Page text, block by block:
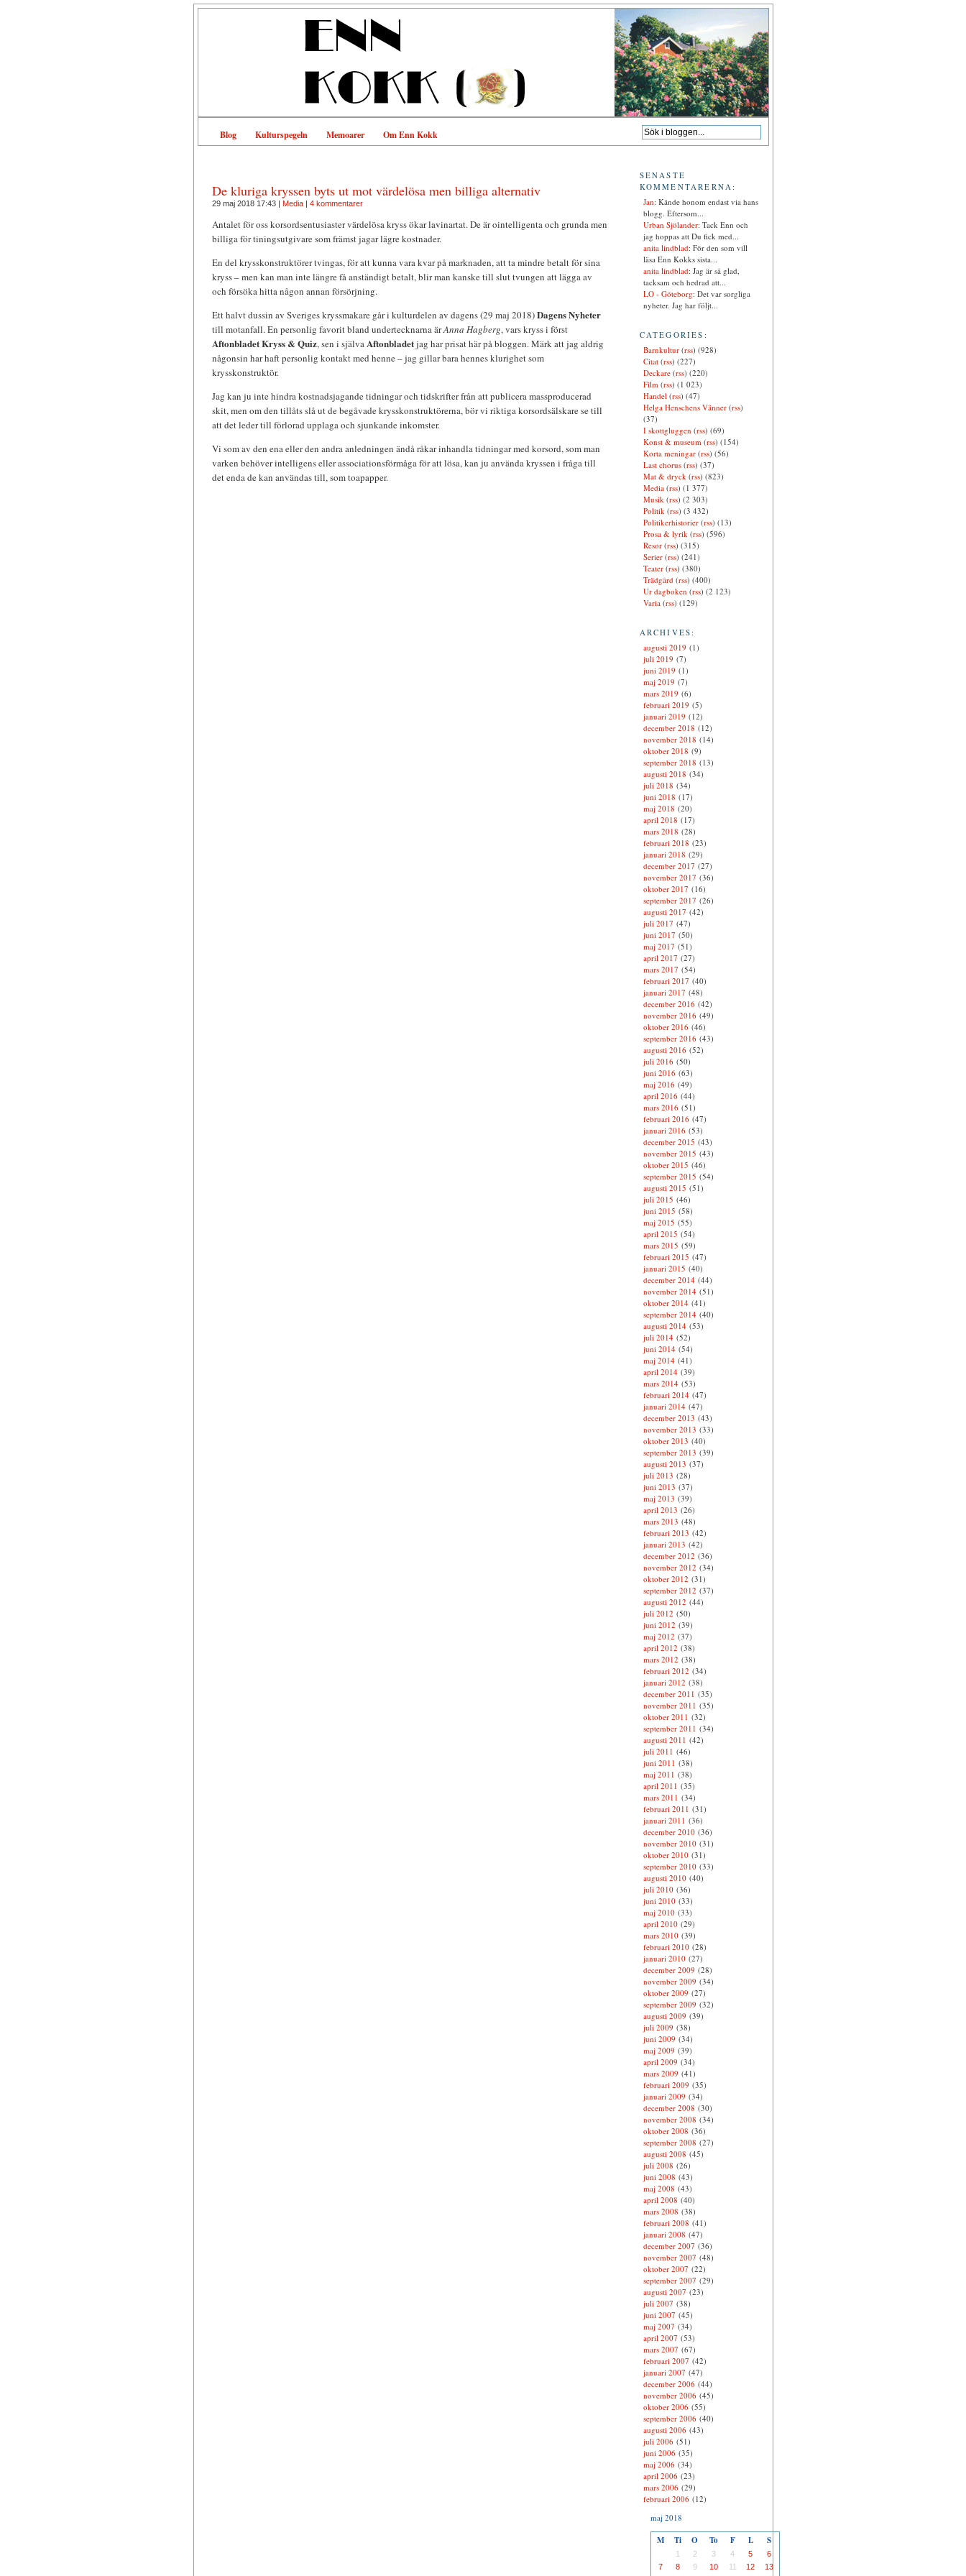
Blog Kulturspegeln Memoarer Om Enn Kokk
De kluriga kryssen byts ut mot värdelösa men billiga alternativ
29 maj 2018 17:43 | Media| 4 kommentarer
Antalet för oss korsordsentusiaster värdelösa kryss ökar lavinartat. De är ointelligenta och grunda men
billiga för tiningsutgivare som främst jagar lägre kostnader.
En del krysskonstruktörer tvingas, för att kunna vara kvar på marknaden, att ta mindre betalt för sina
kryss – men kan man inte längre få anständigt betalt, blir man kanske till slut tvungen att lägga av
och försöka hitta någon annan försörjning.
Ett halvt dussin av Sveriges kryssmakare går i kulturdelen av dagens (29 maj 2018)Dagens Nyheter
till motanfall. En personlig favorit bland undertecknarna ärAnna Hagberg, vars kryss i först
Aftonbladet Kryss & Quiz, sen i självaAftonbladetjag har prisat här på bloggen. Märk att jag aldrig
någonsin har haft personlig kontakt med henne – jag gillar bara hennes klurighet som
krysskonstruktör.
Jag kan ju inte hindra kostnadsjagande tidningar och tidskrifter från att publicera massproducerad
skit, men om den tillåts slå ut de begåvade krysskonstruktörerna, bör vi riktiga korsordsälskare se till
att det leder till förlorad upplaga och sjunkande inkomster.
Vi som av den ena eller den andra anledningen ändå råkar inhandla tidningar med korsord, som man
varken behöver intelligens eller associationsförmåga för att lösa, kan ju använda kryssen i fråga till
det enda de kan användas till, som toapapper.
SENASTE
KOMMENTARERNA:
Jan: Kände honom endast via hans
blogg. Eftersom...
Urban Sjölander: Tack Enn och
jag hoppas att Du fick med...
anita lindblad: För den som vill
läsa Enn Kokks sista...
anita lindblad: Jag är så glad,
tacksam och hedrad att...
LO - Göteborg: Det var sorgliga
nyheter. Jag har följt...
CATEGORIES:
Barnkultur(rss) (928)
Citat(rss) (227)
Deckare(rss) (220)
Film(rss) (1 023)
Handel(rss) (47)
Helga Henschens Vänner(rss)
(37)
I skottgluggen (rss) (69)
Konst & museum(rss) (154)
Korta meningar(rss) (56)
Last chorus(rss) (37)
Mat & dryck(rss) (823)
Media(rss) (1 377)
Musik(rss) (2 303)
Politik(rss) (3 432)
Politikerhistorier(rss) (13)
Prosa & lyrik(rss) (596)
Resor(rss) (315)
Serier(rss) (241)
Teater(rss) (380)
Trädgård(rss) (400)
Ur dagboken (rss) (2 123)
Varia(rss) (129)
ARCHIVES:
augusti 2019 (1)
juli 2019 (7)
juni 2019 (1)
maj 2019 (7)
mars 2019 (6)
februari 2019 (5)
januari 2019 (12)
december 2018 (12)
november 2018 (14)
oktober 2018 (9)
september 2018 (13)
augusti 2018 (34)
juli 2018 (34)
juni 2018 (17)
maj 2018 (20)
april 2018 (17)
mars 2018 (28)
februari 2018 (23)
januari 2018 (29)
december 2017 (27)
november 2017 (36)
oktober 2017 (16)
september 2017 (26)
augusti 2017 (42)
juli 2017 (47)
juni 2017 (50)
maj 2017 (51)
april 2017 (27)
mars 2017 (54)
februari 2017 (40)
januari 2017 (48)
december 2016(42)
november 2016(49)
oktober 2016(46)
september 2016(43)
augusti 2016(52)
juli 2016(50)
juni 2016(63)
maj 2016(49)
april 2016(44)
mars 2016(51)
februari 2016(47)
januari 2016(53)
december 2015 (43)
november 2015 (43)
oktober 2015 (46)
september 2015 (54)
augusti 2015 (51)
juli 2015 (46)
juni 2015 (58)
maj 2015 (55)
april 2015 (54)
mars 2015 (59)
februari 2015 (47)
januari 2015 (40)
december 2014(44)
november 2014(51)
oktober 2014(41)
september 2014(40)
augusti 2014(53)
juli 2014(52)
juni 2014(54)
maj 2014(41)
april 2014(39)
mars 2014(53)
februari 2014(47)
januari 2014(47)
december 2013 (43)
november 2013 (33)
oktober 2013 (40)
september 2013 (39)
augusti 2013 (37)
juli 2013 (28)
juni 2013 (37)
maj 2013 (39)
april 2013 (26)
mars 2013 (48)
februari 2013 (42)
januari 2013 (42)
december 2012 (36)
november 2012 (34)
oktober 2012 (31)
september 2012 (37)
augusti 2012 (44)
juli 2012 (50)
juni 2012 (39)
maj 2012 (37)
april 2012 (38)
mars 2012 (38)
februari 2012 (34)
januari 2012 (38)
december 2011 (35)
november 2011 (35)
oktober 2011 (32)
september 2011 (34)
augusti 2011 (42)
juli 2011 (46)
juni 2011 (38)
maj 2011 (38)
april 2011 (35)
mars 2011 (34)
februari 2011 (31)
januari 2011 (36)
december 2010(36)
november 2010(31)
oktober 2010(31)
september 2010(33)
augusti 2010(40)
juli 2010(36)
juni 2010(33)
maj 2010(33)
april 2010(29)
mars 2010(39)
februari 2010(28)
januari 2010(27)
december 2009 (28)
november 2009 (34)
oktober 2009 (27)
september 2009 (32)
augusti 2009 (39)
juli 2009 (38)
juni 2009 (34)
maj 2009 (39)
april 2009 (34)
mars 2009 (41)
februari 2009 (35)
januari 2009 (34)
december 2008 (30)
november 2008 (34)
oktober 2008 (36)
september 2008 (27)
augusti 2008 (45)
juli 2008 (26)
juni 2008 (43)
maj 2008 (43)
april 2008 (40)
mars 2008 (38)
februari 2008 (41)
januari 2008 (47)
december 2007 (36)
november 2007 (48)
oktober 2007 (22)
september 2007 (29)
augusti 2007 (23)
juli 2007 (38)
juni 2007 (45)
maj 2007 (34)
april 2007 (53)
mars 2007 (67)
februari 2007 (42)
januari 2007 (47)
december 2006(44)
november 2006(45)
oktober 2006(55)
september 2006(40)
augusti 2006(43)
juli 2006(51)
juni 2006(35)
maj 2006(34)
april 2006(23)
mars 2006(29)
februari 2006(12)
maj 2018
M Ti O To F L S
1 2 3 4 5
6
7
8 9 10 11 12
13